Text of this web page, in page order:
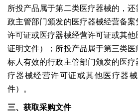
所投产品属于第二类医疗器械的，
政主管部门颁发的医疗器械经营备
许可证或医疗器械经营许可证或其
证明文件）；所投产品属于第三类
标人有效的行政主管部门颁发的医
疗器械经营许可证或其他医疗器
件）。
三、获取采购文件